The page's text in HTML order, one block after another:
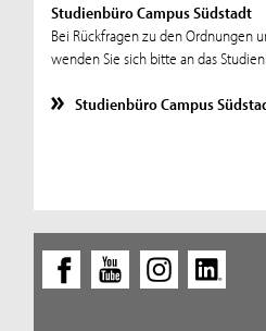
Studienbüro Campus Südstadt
Bei Rückfragen zu den Ordnungen
wenden Sie sich bitte an das
Studienbüro Campus